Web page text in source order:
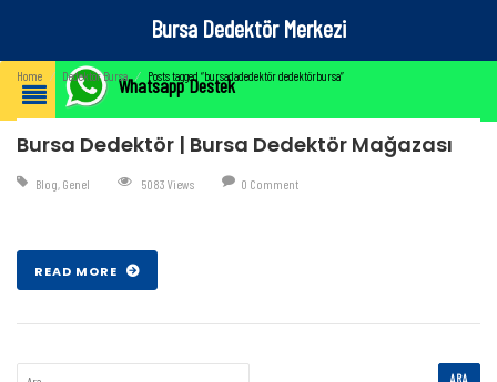
Bursa Dedektör Merkezi
Whatsapp Destek
Home ⁄ Dedektör Bursa ⁄ Posts tagged “bursadadedektör dedektörbursa”
Bursa Dedektör | Bursa Dedektör Mağazası
Blog, Genel 5083 Views 0 Comment
READ MORE